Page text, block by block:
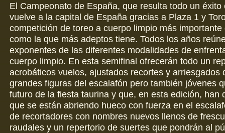
El Campeonato de España, que resulta todo un éxito
vuelve a la capital de España gracias a Plaza 1 y
competición de toreo a cuerpo limpio más
como la que más adeptos tiene. Todos los años
exponentes de las diferentes modalidades de
cuerpo limpio. En esta semifinal ofrecerán todo un
acrobáticos vuelos, ajustados recortes y arriesgados
grandes figuras del escalafón pero también jóvenes
futuro de la fiesta taurina y que, en esta edición, han
que se están abriendo hueco con fuerza en el
de recortadores con nombres nuevos llenos de
raudales y un repertorio de suertes que pondrán al